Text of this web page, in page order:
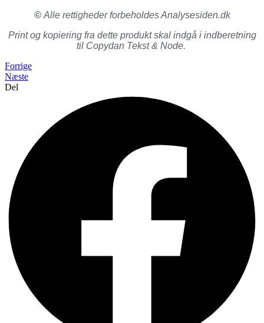
© Alle rettigheder forbeholdes Analysesiden.dk
Print og kopiering fra dette produkt skal indgå i indberetning
til Copydan Tekst & Node.
Forrige
Næste
Del